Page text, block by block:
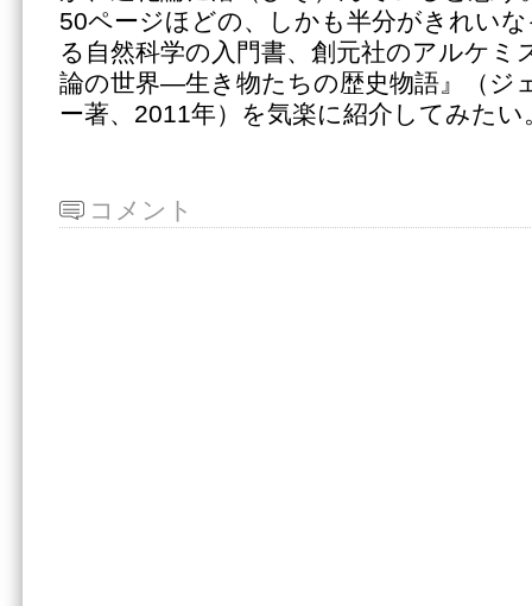
50ページほどの、しかも半分がきれい
る自然科学の入門書、創元社のアルケミ
論の世界―生き物たちの歴史物語』（ジ
ー著、2011年）を気楽に紹介してみたい
コメント